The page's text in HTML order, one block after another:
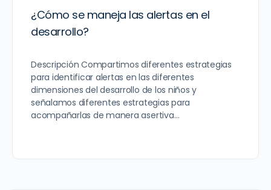
¿Cómo se maneja las alertas en el
desarrollo?
Descripción Compartimos diferentes estrategias
para identificar alertas en las diferentes
dimensiones del desarrollo de los niños y
señalamos diferentes estrategias para
acompañarlas de manera asertiva…